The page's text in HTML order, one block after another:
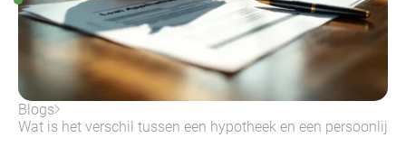
Blogs
Wat is het verschil tussen een hypotheek en een persoonlijke